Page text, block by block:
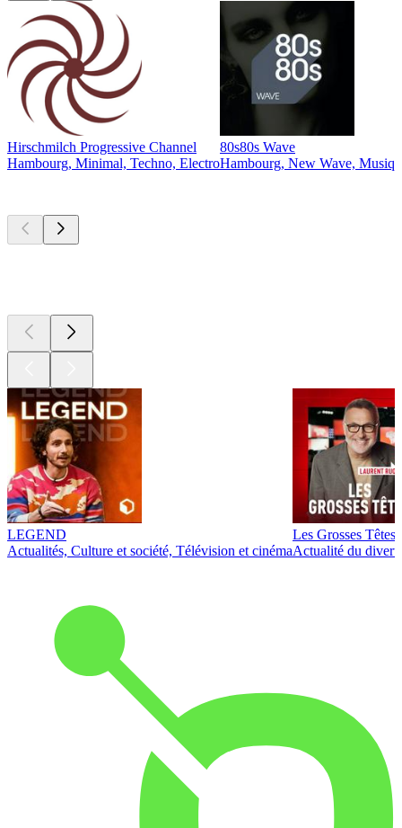
Hirschmilch Progressive Channel
Hambourg, Minimal, Techno, Electro
80s80s Wave
Hambourg, New Wave,
LEGEND
Actualités, Culture et société, Télévision et cinéma
Les Grosses Têtes
Actualité du